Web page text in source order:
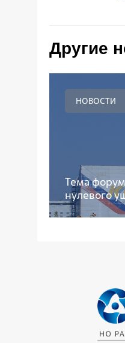
Другие
НОВОСТИ
Тема
нулевого